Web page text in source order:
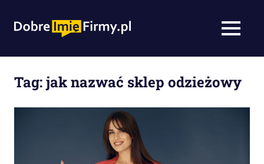
nazwy
agencja
namingowa
MENU
Tag:jak nazwać sklep odzieżowy